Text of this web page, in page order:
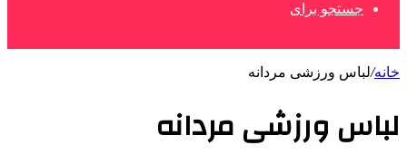
جستجو برای
خانه/لباس ورزشی مردانه
لباس ورزشی مردانه